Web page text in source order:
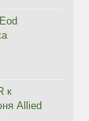
к
Allied